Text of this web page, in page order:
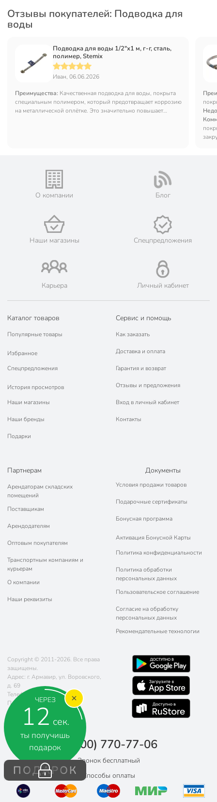
ЧЕРЕЗ
12 сек.
ты получишь
подарок
ПОДАРОК
Отзывы покупателей: Подводка для
воды
Подводка для воды 1/2"х1 м, г-г, сталь,
полимер, Stemix
Иван, 06.06.2026
Преимущества: Качественная подводка для воды, покрыта
специальным полимером, который предотвращает коррозию
на металлической оплётке. Это значительно повышает
О компании Блог
Наши магазины Спецпредложения
Карьера Личный кабинет
Каталог товаров
Популярные товары
Избранное
Спецпредложения
История просмотров
Наши магазины
Наши бренды
Подарки
Сервис и помощь
Как заказать
Доставка и оплата
Гарантия и возврат
Отзывы и предложения
Вход в личный кабинет
Контакты
Партнерам
Арендаторам складских
помещений
Поставщикам
Арендодателям
Оптовым покупателям
Транспортным компаниям и
курьерам
О компании
Наши реквизиты
Документы
Условия продажи товаров
Подарочные сертификаты
Бонусная программа
Активация Бонусной Карты
Политика конфиденциальности
Политика обработки
персональных данных
Пользовательское соглашение
Согласие на обработку
персональных данных
Рекомендательные технологии
Copyright © 2011-2026. Все права
защищены.
Адрес: г. Армавир, ул. Воровского,
д. 69
Телефон:
8 (800) 770-77-06
Почта:
sales@poryadok.ru
8 (800) 770-77-06
Звонок бесплатный
Способы оплаты